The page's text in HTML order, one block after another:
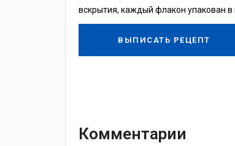
вскрытия, каждый флакон упакован в
ВЫПИСАТЬ РЕЦЕПТ
Комментарии